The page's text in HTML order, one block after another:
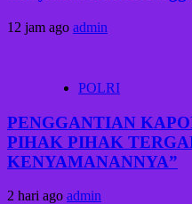
12 jam ago admin
POLRI
PENGGANTIAN
PIHAK PIHAK
KENYAMANANNYA”
2 hari ago admin